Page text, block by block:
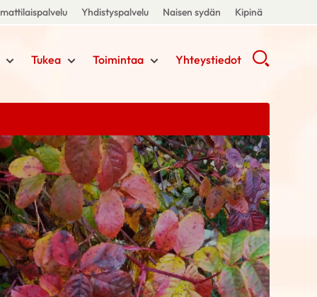
Yhdistyspalvelu Naisen sydän Kipinä
Tukea Toimintaa Yhteystiedot